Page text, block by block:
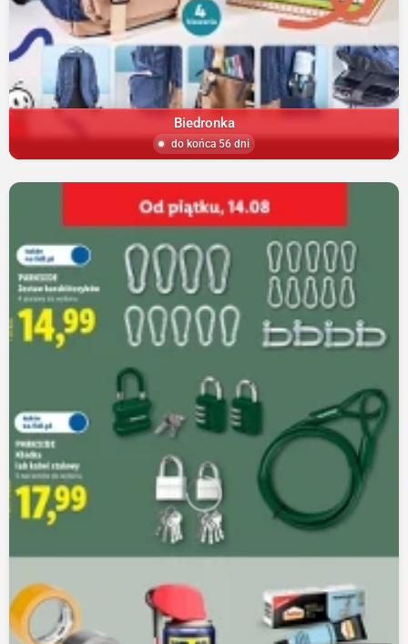
Biedronka
do końca 56 dni